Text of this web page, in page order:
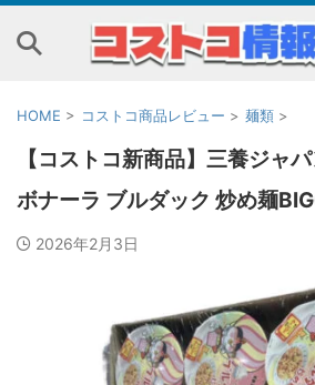
HOME > コストコ商品レビュー > 麺類 >
【コストコ新商品】三養ジャ
ボナーラ ブルダック 炒め麺
2026年2月3日